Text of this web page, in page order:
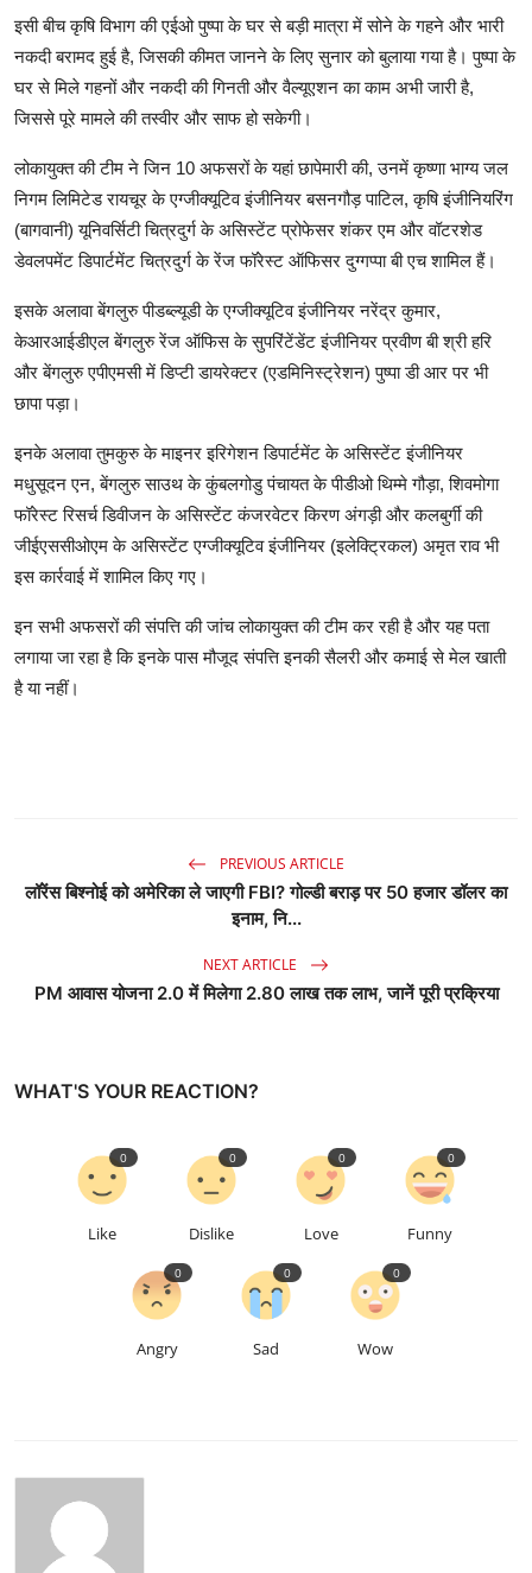
इसी बीच कृषि विभाग की एईओ पुष्पा के घर से बड़ी मात्रा में सोने के गहने और भारी
नकदी बरामद हुई है, जिसकी कीमत जानने के लिए सुनार को बुलाया गया है। पुष्पा के
घर से मिले गहनों और नकदी की गिनती और वैल्यूएशन का काम अभी जारी है,
जिससे पूरे मामले की तस्वीर और साफ हो सकेगी।
लोकायुक्त की टीम ने जिन 10 अफसरों के यहां छापेमारी की, उनमें कृष्णा भाग्य जल
निगम लिमिटेड रायचूर के एग्जीक्यूटिव इंजीनियर बसनगौड़ पाटिल, कृषि इंजीनियरिंग
(बागवानी) यूनिवर्सिटी चित्रदुर्ग के असिस्टेंट प्रोफेसर शंकर एम और वॉटरशेड
डेवलपमेंट डिपार्टमेंट चित्रदुर्ग के रेंज फॉरेस्ट ऑफिसर दुग्गप्पा बी एच शामिल हैं।
इसके अलावा बेंगलुरु पीडब्ल्यूडी के एग्जीक्यूटिव इंजीनियर नरेंद्र कुमार,
केआरआईडीएल बेंगलुरु रेंज ऑफिस के सुपरिंटेंडेंट इंजीनियर प्रवीण बी श्री हरि
और बेंगलुरु एपीएमसी में डिप्टी डायरेक्टर (एडमिनिस्ट्रेशन) पुष्पा डी आर पर भी
छापा पड़ा।
इनके अलावा तुमकुरु के माइनर इरिगेशन डिपार्टमेंट के असिस्टेंट इंजीनियर
मधुसूदन एन, बेंगलुरु साउथ के कुंबलगोडु पंचायत के पीडीओ थिम्मे गौड़ा, शिवमोगा
फॉरेस्ट रिसर्च डिवीजन के असिस्टेंट कंजरवेटर किरण अंगड़ी और कलबुर्गी की
जीईएससीओएम के असिस्टेंट एग्जीक्यूटिव इंजीनियर (इलेक्ट्रिकल) अमृत राव भी
इस कार्रवाई में शामिल किए गए।
इन सभी अफसरों की संपत्ति की जांच लोकायुक्त की टीम कर रही है और यह पता
लगाया जा रहा है कि इनके पास मौजूद संपत्ति इनकी सैलरी और कमाई से मेल खाती
है या नहीं।
PREVIOUS ARTICLE
लॉरेंस बिश्नोई को अमेरिका ले जाएगी FBI? गोल्डी बराड़ पर 50 हजार डॉलर का
इनाम, नि...
NEXT ARTICLE
PM आवास योजना 2.0 में मिलेगा 2.80 लाख तक लाभ, जानें पूरी प्रक्रिया
WHAT'S YOUR REACTION?
Like
0
Dislike
0
Love
0
Funny
0
Angry
0
Sad
0
Wow
0